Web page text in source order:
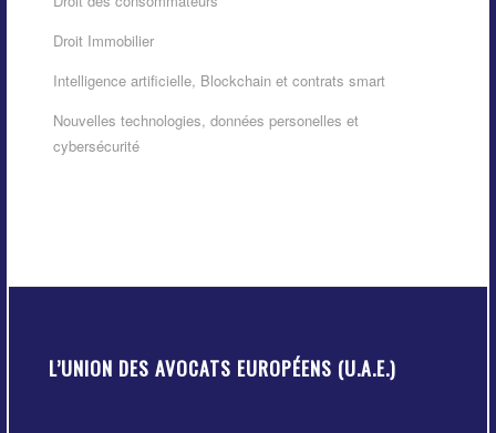
Droit Immobilier
Intelligence artificielle, Blockchain et contrats smart
Nouvelles technologies, données personelles et
cybersécurité
L’UNION DES AVOCATS EUROPÉENS (U.A.E.)